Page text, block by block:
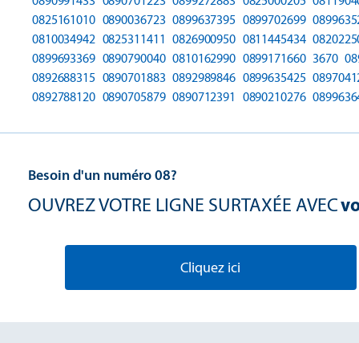
0825161010 0890036723 0899637395 0899702699
0810034942 0825311411 0826900950 0811445434
0899693369 0890790040 0810162990 0899171660 3670
0892688315 0890701883 0892989846 0899635425
0892788120 0890705879 0890712391 0890210276
Besoin d'un numéro 08?
OUVREZ VOTRE LIGNE SURTAXÉE AVEC
Cliquez ici